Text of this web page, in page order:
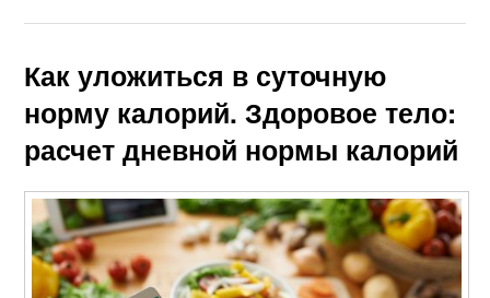
Как уложиться в суточную
норму калорий. Здоровое тело:
расчет дневной нормы калорий